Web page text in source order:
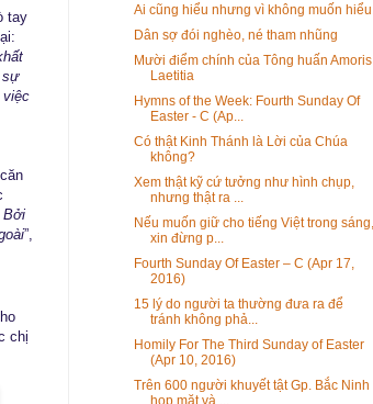
tay
sự
việc
Bởi
”,
chị
Ai cũng hiểu nhưng vì không muốn hiểu.
Dân sợ đói nghèo, né tham nhũng
Mười điểm chính của Tông huấn Amoris
Laetitia
Hymns of the Week: Fourth Sunday Of
Easter - C (Ap...
Có thật Kinh Thánh là Lời của Chúa
không?
Xem thật kỹ cứ tưởng như hình chụp,
nhưng thật ra ...
Nếu muốn giữ cho tiếng Việt trong sáng,
xin đừng p...
Fourth Sunday Of Easter – C (Apr 17,
2016)
15 lý do người ta thường đưa ra để
tránh không phả...
Homily For The Third Sunday of Easter
(Apr 10, 2016)
Trên 600 người khuyết tật Gp. Bắc Ninh
họp mặt và ...